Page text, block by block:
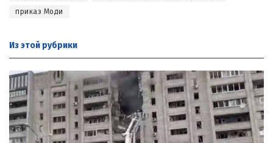
приказ Моди
Из этой рубрики